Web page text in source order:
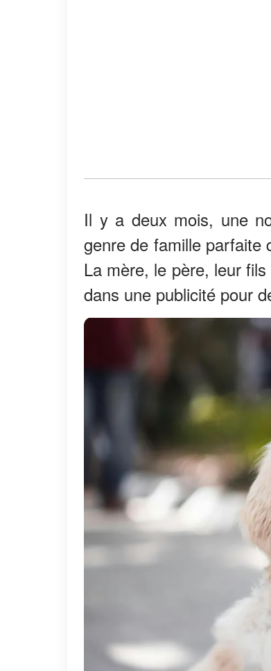
Il y a deux mois, une
genre de famille parfaite
La mère, le père, leur
dans une publicité pour